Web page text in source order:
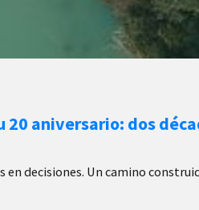
20 aniversario: dos
en decisiones. Un camino